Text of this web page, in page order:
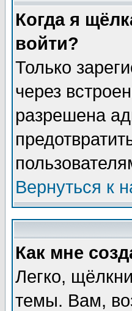
Когда я
войти?
Только
через
разрешена
Вернуться к
Как мне
Легко,
темы. Вам,